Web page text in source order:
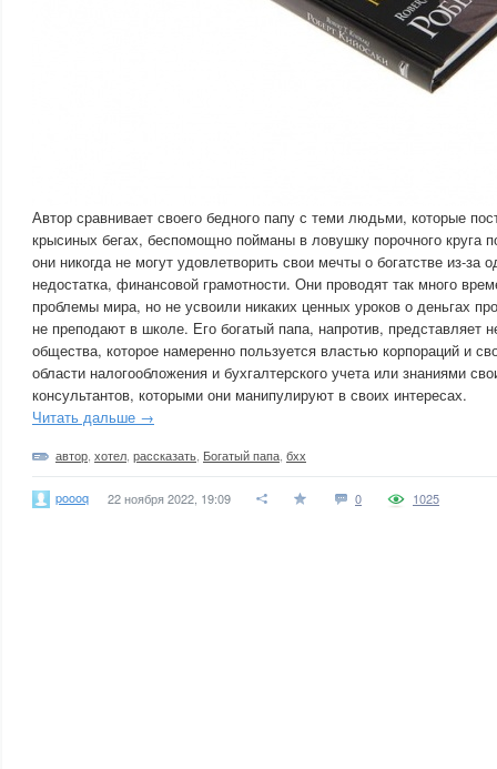
Автор сравнивает своего бедного папу с теми людьми, которые
крысиных бегах, беспомощно пойманы в ловушку порочного круга
они никогда не могут удовлетворить свои мечты о богатстве из-за
недостатка, финансовой грамотности. Они проводят так много
проблемы мира, но не усвоили никаких ценных уроков о деньгах
не преподают в школе. Его богатый папа, напротив, представляет
общества, которое намеренно пользуется властью корпораций и
области налогообложения и бухгалтерского учета или знаниями
консультантов, которыми они манипулируют в своих интересах.
Читать дальше →
автор хотел рассказать Богатый папа бхх
poooq 22 ноября 2022, 19:09 0 1025